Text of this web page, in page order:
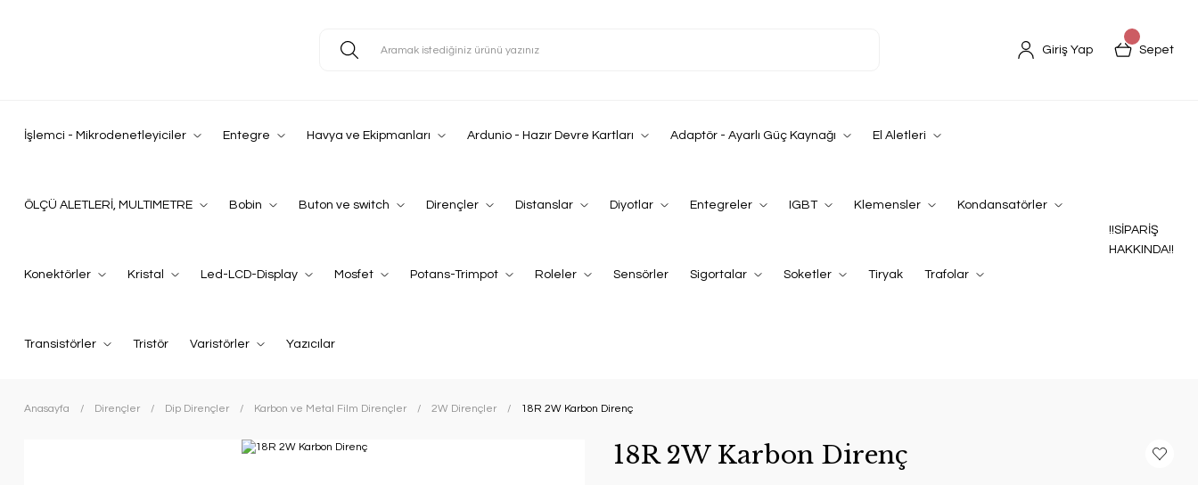
Giriş Yap Sepet
İşlemci - Mikrodenetleyiciler Entegre Havya ve Ekipmanları Ardunio - Hazır Devre Kartları Adaptör - Ayarlı Güç Kaynağı El Aletleri
ÖLÇÜ ALETLERİ, MULTIMETRE Bobin Buton ve switch Dirençler Distanslar Diyotlar Entegreler IGBT Klemensler Kondansatörler
Konektörler Kristal Led-LCD-Display Mosfet Potans-Trimpot Roleler Sensörler Sigortalar Soketler Tiryak Trafolar
Transistörler Tristör Varistörler Yazıcılar
!!SİPARİŞ
HAKKINDA!!
Anasayfa Dirençler Dip Dirençler Karbon ve Metal Film Dirençler 2W Dirençler 18R 2W Karbon Direnç
18R 2W Karbon Direnç